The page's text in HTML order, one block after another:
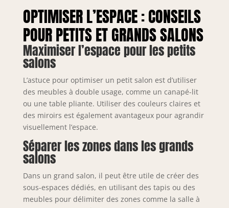
OPTIMISER L’ESPACE : CONSEILS
POUR PETITS ET GRANDS SALONS
Maximiser l’espace pour les petits
salons
L’astuce pour optimiser un petit salon est d’utiliser
des meubles à double usage, comme un canapé-lit
ou une table pliante. Utiliser des couleurs claires et
des miroirs est également avantageux pour agrandir
visuellement l’espace.
Séparer les zones dans les grands
salons
Dans un grand salon, il peut être utile de créer des
sous-espaces dédiés, en utilisant des tapis ou des
meubles pour délimiter des zones comme la salle à